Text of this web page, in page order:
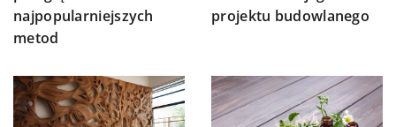
najpopularniejszych
metod
projektu budowlanego